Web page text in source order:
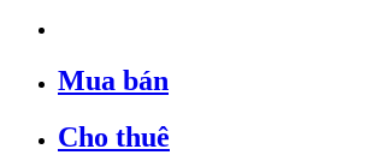
Mua bán
Cho thuê